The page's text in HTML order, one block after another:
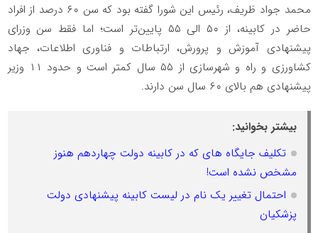
محمد جواد ظریف، رئیس این شورا گفته بود که سن ۶۰ درصد از افراد
حاضر در کابینه، از ۵۰ الی ۵۵ پایین‌تر است؛ اما فقط سن وزرای
پیشنهادی آموزش و پرورش، ارتباطات و فناوری اطلاعات، جهاد
کشاورزی و راه و شهرسازی از ۵۵ سال کمتر است و حدود ۱۱ وزیر
پیشنهادی هم بالای ۶۰ سال سن دارند.
بیشتر بخوانید:
تکلیف جایگاه های که در کابینه دولت چهاردهم هنوز
مشخص نشده است!
احتمال تغییر یک نام در لیست کابینه پیشنهادی دولت
پزشکیان